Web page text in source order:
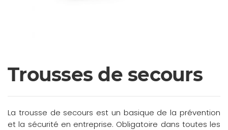
Trousses de secours
La trousse de secours est un basique de la prévention
et la sécurité en entreprise. Obligatoire dans toutes les